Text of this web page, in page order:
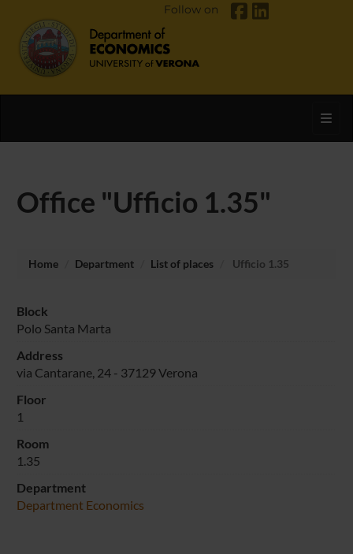
Follow on
Office "Ufficio 1.35"
Home Department List of places Ufficio 1.35
Block
Polo Santa Marta
Address
via Cantarane, 24 - 37129 Verona
Floor
1
Room
1.35
Department
Department Economics